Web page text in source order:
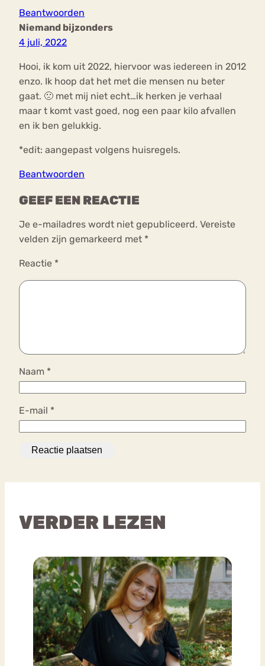
Beantwoorden
Niemand bijzonders
4 juli, 2022
Hooi, ik kom uit 2022, hiervoor was iedereen in 2012
enzo. Ik hoop dat het met die mensen nu beter
gaat. 🙁 met mij niet echt…ik herken je verhaal
maar t komt vast goed, nog een paar kilo afvallen
en ik ben gelukkig.
*edit: aangepast volgens huisregels.
Beantwoorden
GEEF EEN REACTIE
Je e-mailadres wordt niet gepubliceerd. Vereiste
velden zijn gemarkeerd met *
Reactie *
Naam *
E-mail *
VERDER LEZEN